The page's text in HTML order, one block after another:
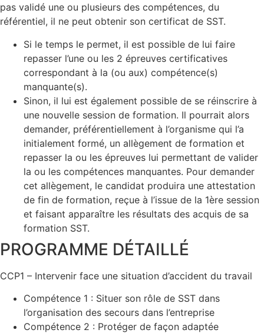
pas validé une ou plusieurs des compétences, du
référentiel, il ne peut obtenir son certificat de SST.
Si le temps le permet, il est possible de lui faire
repasser l’une ou les 2 épreuves certificatives
correspondant à la (ou aux) compétence(s)
manquante(s).
Sinon, il lui est également possible de se réinscrire à
une nouvelle session de formation. Il pourrait alors
demander, préférentiellement à l’organisme qui l’a
initialement formé, un allègement de formation et
repasser la ou les épreuves lui permettant de valider
la ou les compétences manquantes. Pour demander
cet allègement, le candidat produira une attestation
de fin de formation, reçue à l’issue de la 1ère session
et faisant apparaître les résultats des acquis de sa
formation SST.
PROGRAMME DÉTAILLÉ
CCP1 – Intervenir face une situation d’accident du travail
Compétence 1 : Situer son rôle de SST dans
l’organisation des secours dans l’entreprise
Compétence 2 : Protéger de façon adaptée